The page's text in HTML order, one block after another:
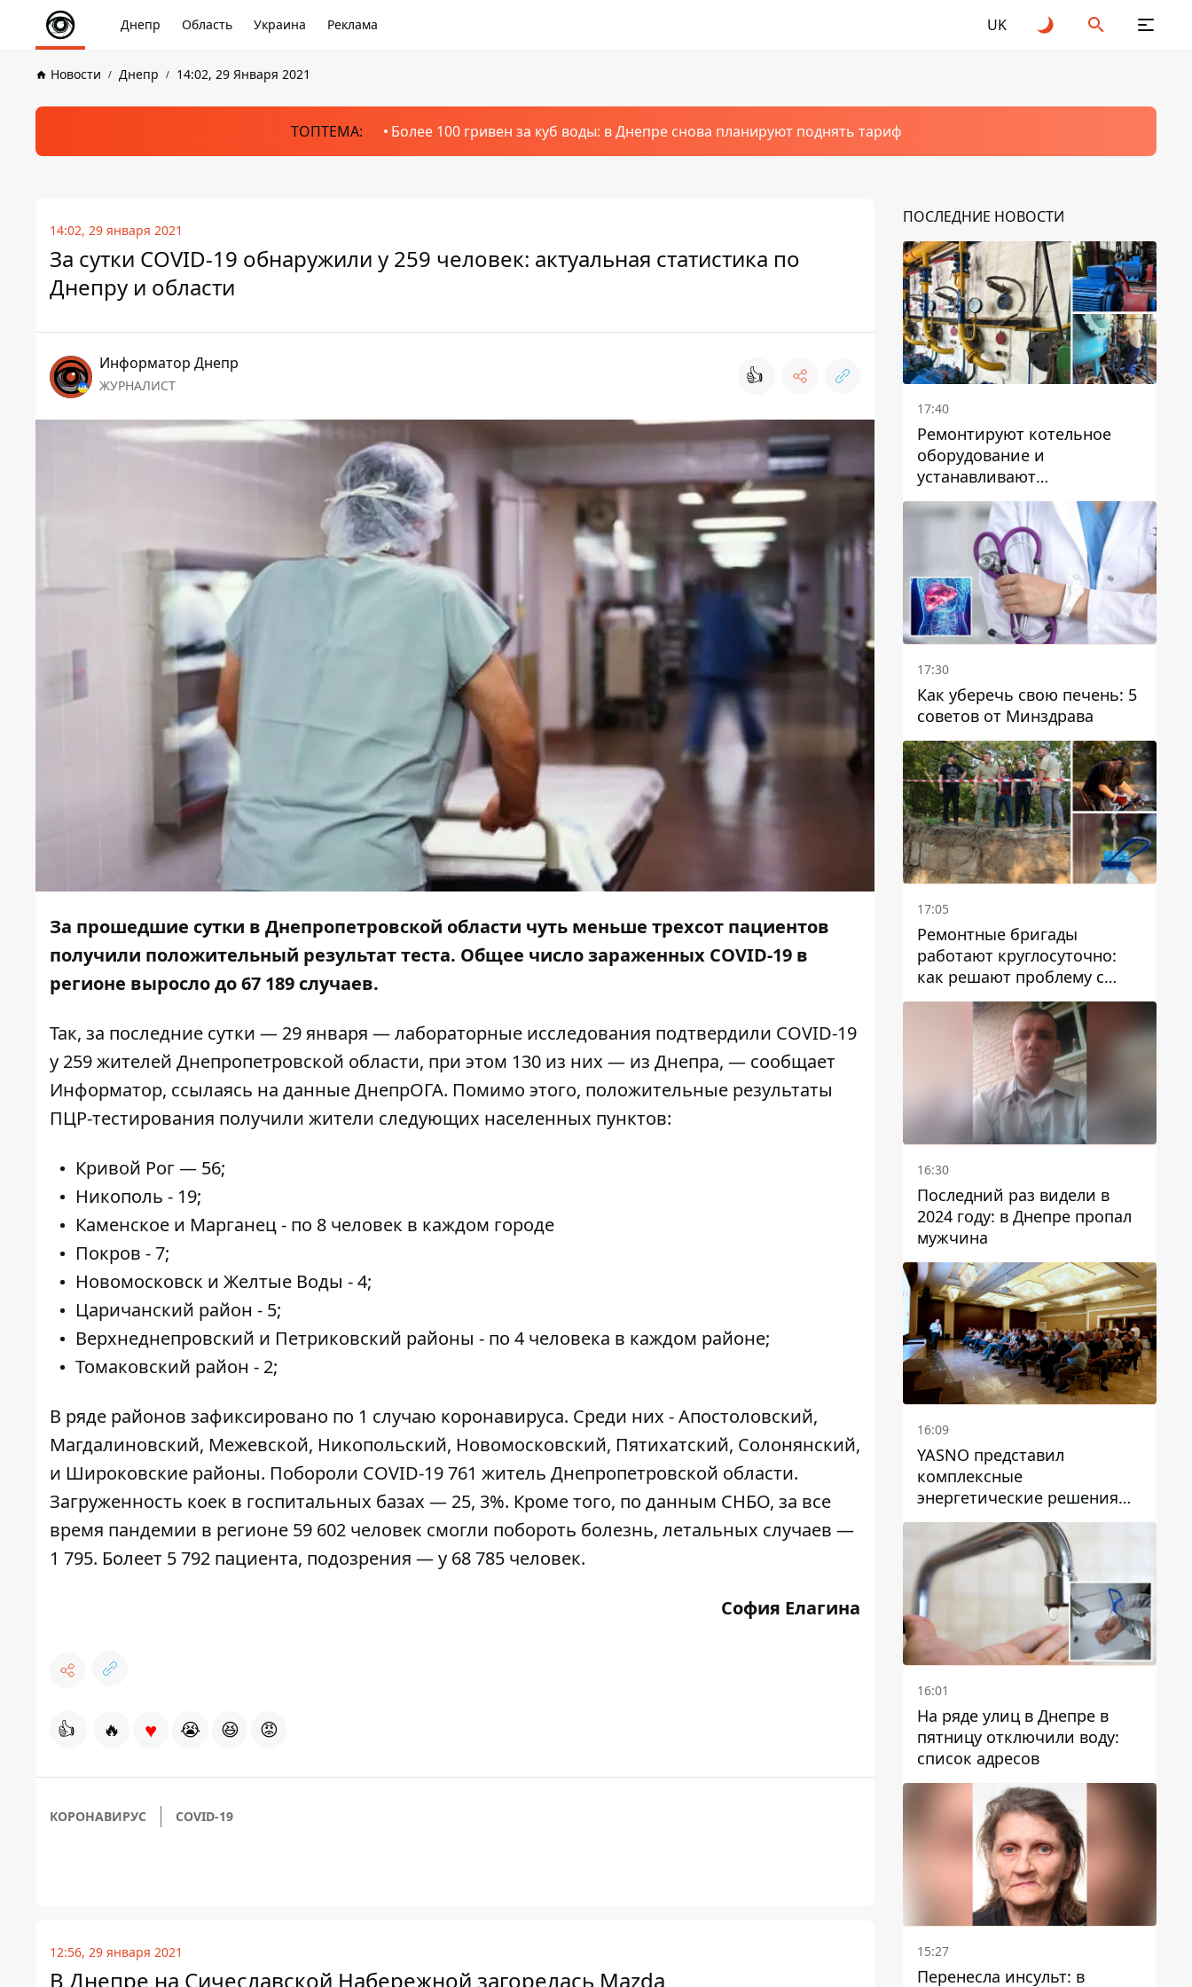
Днепр Область Украина Реклама UK
Новости Днепр 14:02, 29 Января 2021
ТОПТЕМА: Более 100 гривен за куб воды: в Днепре снова планируют поднять тариф
14:02, 29 января 2021
За сутки COVID-19 обнаружили у 259 человек: актуальная статистика по
Днепру и области
Информатор Днепр
ЖУРНАЛИСТ 👍
За прошедшие сутки в Днепропетровской области чуть меньше трехсот пациентов
получили положительный результат теста. Общее число зараженных COVID-19 в
регионе выросло до 67 189 случаев.
Так, за последние сутки — 29 января — лабораторные исследования подтвердили COVID-19
у 259 жителей Днепропетровской области, при этом 130 из них — из Днепра, — сообщает
Информатор, ссылаясь на данныеДнепрОГА. Помимо этого, положительные результаты
ПЦР-тестирования получили жители следующих населенных пунктов:
Кривой Рог — 56;
Никополь - 19;
Каменское и Марганец - по 8 человек в каждом городе
Покров - 7;
Новомосковск и Желтые Воды - 4;
Царичанский район - 5;
Верхнеднепровский и Петриковский районы - по 4 человека в каждом районе;
Томаковский район - 2;
В ряде районов зафиксировано по 1 случаю коронавируса. Среди них - Апостоловский,
Магдалиновский, Межевской, Никопольский, Новомосковский, Пятихатский, Солонянский,
и Широковские районы. Побороли COVID-19 761 житель Днепропетровской области.
Загруженность коек в госпитальных базах — 25, 3%. Кроме того, по данным СНБО, за все
время пандемии в регионе 59 602 человек смогли побороть болезнь, летальных случаев —
1 795. Болеет 5 792 пациента, подозрения — у 68 785 человек.
София Елагина
👍 🔥 ♥ 😭 😆 😡
КОРОНАВИРУС COVID-19
12:56, 29 января 2021
В Днепре на Сичеславской Набережной загорелась Mazda
ПОСЛЕДНИЕ НОВОСТИ
17:40
Ремонтируют котельное
оборудование и
устанавливают
генераторные установки:
как в Днепре готовятся к
отопительному сезону
17:30
Как уберечь свою печень: 5
советов от Минздрава
17:05
Ремонтные бригады
работают круглосуточно:
как решают проблему с
водой в Марганецкой
громаде
16:30
Последний раз видели в
2024 году: в Днепре пропал
мужчина
16:09
YASNO представил
комплексные
энергетические решения
для бизнеса в Днепре
16:01
На ряде улиц в Днепре в
пятницу отключили воду:
список адресов
15:27
Перенесла инсульт: в